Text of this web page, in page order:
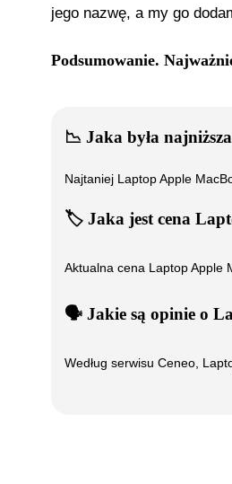
jego nazwę, a my go
Podsumowanie.
📉 Jaka była
Najtaniej Laptop Apple
🏷️ Jaka jest cena
Aktualna cena Laptop Apple
🗣️ ️ Jakie są opinie o
Według serwisu Ceneo,